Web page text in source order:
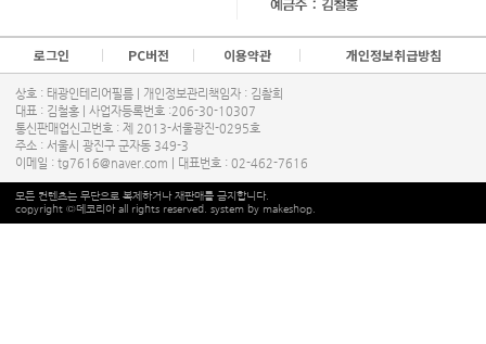
로그인 PC버전 이용약관 개인정보취급방침
상호 : 태광인테리어필름 | 개인정보관리책임자 : 김촬희
대표 : 김철홍 | 사업자등록번호 :206-30-10307
통신판매업신고번호 : 제 2013-서울광진-0295호
주소 : 서울시 광진구 군자동 349-3
이메일 : tg7616@naver.com | 대표번호 : 02-462-7616
모든 컨텐츠는 무단으로 복제하거나 재판매를 금지합니다.
copyright ©데코리아 all rights reserved. system by makeshop.